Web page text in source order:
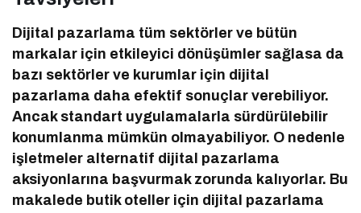
Dijital pazarlama tüm sektörler ve bütün
markalar için etkileyici dönüşümler sağlasa da
bazı sektörler ve kurumlar için dijital
pazarlama daha efektif sonuçlar verebiliyor.
Ancak standart uygulamalarla sürdürülebilir
konumlanma mümkün olmayabiliyor. O nedenle
işletmeler alternatif dijital pazarlama
aksiyonlarına başvurmak zorunda kalıyorlar. Bu
makalede butik oteller için dijital pazarlama